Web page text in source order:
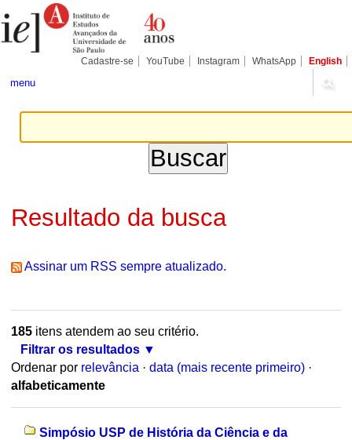
para
conteúdo.
Pessoais
Cadastre-se YouTube Instagram WhatsApp English
menu
Resultado da busca
Assinar um RSS sempre atualizado.
185itens atendem ao seu critério.
Filtrar os resultados
Ordenar por relevância · data (mais recente primeiro) ·
alfabeticamente
Simpósio USP de História da Ciência e da